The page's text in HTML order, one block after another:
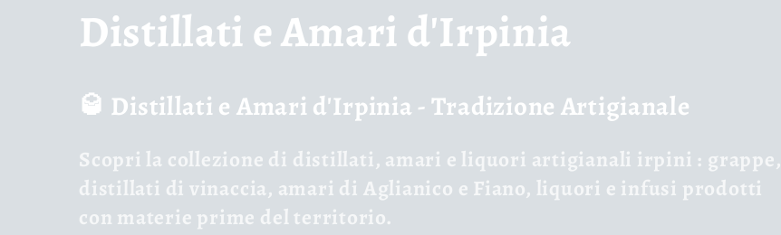
C
o
l
l
Distillati e Amari d'Irpinia
🥃 Distillati e Amari d'Irpinia - Tradizione Artigianale
Scopri la collezione di distillati, amari e liquori artigianali irpini : grappe,
distillati di vinaccia, amari di Aglianico e Fiano, liquori e infusi prodotti
con materie prime del territorio.